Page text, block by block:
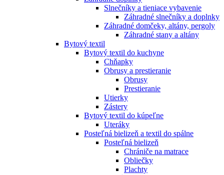
Slnečníky a tieniace vybavenie
Záhradné slnečníky a doplnky
Záhradné domčeky, altány, pergoly
Záhradné stany a altány
Bytový textil
Bytový textil do kuchyne
Chňapky
Obrusy a prestieranie
Obrusy
Prestieranie
Utierky
Zástery
Bytový textil do kúpeľne
Uteráky
Posteľná bielizeň a textil do spálne
Posteľná bielizeň
Chrániče na matrace
Obliečky
Plachty